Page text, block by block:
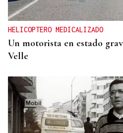
HELICOPTERO MEDICALIZADO
Un motorista en estado
Velle